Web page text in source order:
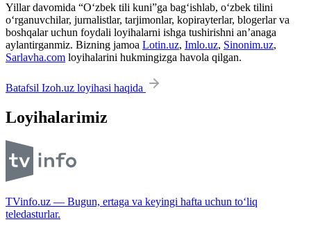
Yillar davomida “O‘zbek tili kuni”ga bag‘ishlab, o‘zbek tilini
o‘rganuvchilar, jurnalistlar, tarjimonlar, kopirayterlar, blogerlar va
boshqalar uchun foydali loyihalarni ishga tushirishni an’anaga
aylantirganmiz. Bizning jamoa Lotin.uz, Imlo.uz, Sinonim.uz,
Sarlavha.com loyihalarini hukmingizga havola qilgan.
Batafsil Izoh.uz loyihasi haqida
Loyihalarimiz
TVinfo.uz — Bugun, ertaga va keyingi hafta uchun to‘liq
teledasturlar.